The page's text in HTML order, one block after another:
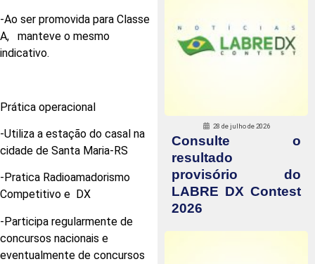
-Ao ser promovida para Classe
A, manteve o mesmo
indicativo.
Prática operacional
-Utiliza a estação do casal na
cidade de Santa Maria-RS
-Pratica Radioamadorismo
Competitivo e DX
-Participa regularmente de
concursos nacionais e
eventualmente de concursos
28 de julho de 2026
Consulte o
resultado
provisório do
LABRE DX Contest
2026